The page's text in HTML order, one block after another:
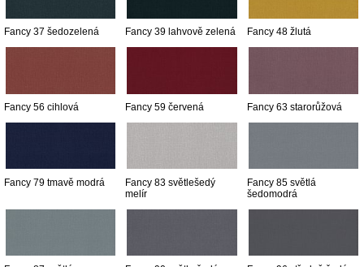
Fancy 37 šedozelená Fancy 39 lahvově zelená Fancy 48 žlutá
Fancy 56 cihlová Fancy 59 červená Fancy 63 starorůžová
Fancy 79 tmavě modrá
Fancy 83 světlešedý
melír
Fancy 85 světlá
šedomodrá